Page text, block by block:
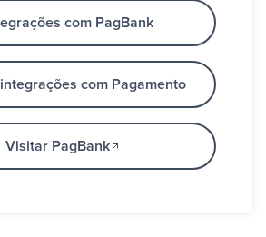
com PagBank
com Pagamento
Visitar PagBank